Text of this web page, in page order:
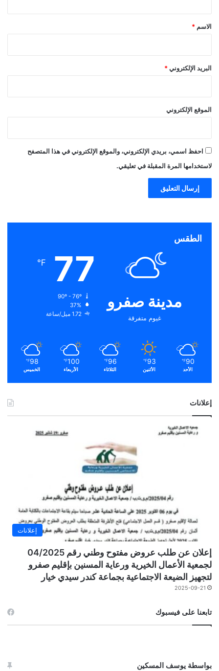
*
الاسم *
البريد الإلكتروني *
الموقع الإلكتروني
احفظ اسمي، بريدي الإلكتروني، والموقع الإلكتروني في هذا المتصفح
لاستخدامها المرة المقبلة في تعليقي.
الطقس
مدينة صفرو
غيوم متفرقة
77
℉
37%
1.72 ميل/ساعة
90
℉
الأحد
93
℉
الأثنين
96
℉
الثلاثاء
100
℉
الأربعاء
98
℉
الخميس
إعلانات
إعلانات
إعلان عن طلب عروض مفتوح وطني رقم 04/2025
لجمعية الأعمال الخيرية ورعاية المسنين بإقليم صفرو
لتجهيز الضيعة الاجتماعية بجماعة كندر سيدي خيار
2025-09-21
تابعنا على فيسبوك
بواسطة يوسف المسكين